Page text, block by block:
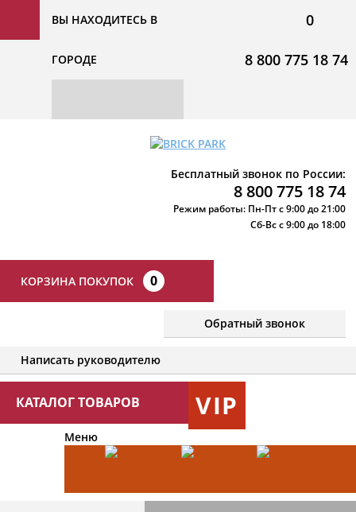
ВЫ НАХОДИТЕСЬ В
ГОРОДЕ
0
8 800 775 18 74
Бесплатный звонок по России:
8 800 775 18 74
Режим работы: Пн-Пт с 9:00 до 21:00
Сб-Вс с 9:00 до 18:00
КОРЗИНА ПОКУПОК 0
Обратный звонок
Написать руководителю
КАТАЛОГ ТОВАРОВ VIP
Меню